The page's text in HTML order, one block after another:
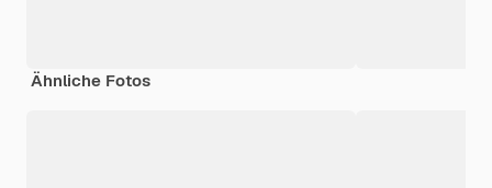
Ähnliche Fotos